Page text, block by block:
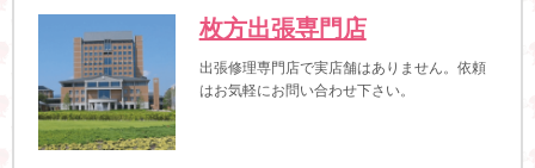
枚方出張専門店
出張修理専門店で実店舗はありません。依頼
はお気軽にお問い合わせ下さい。